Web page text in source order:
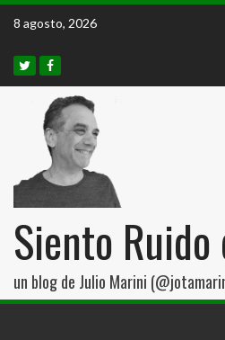
Skip
8 agosto, 2026
Siento
un blog de Julio Marini